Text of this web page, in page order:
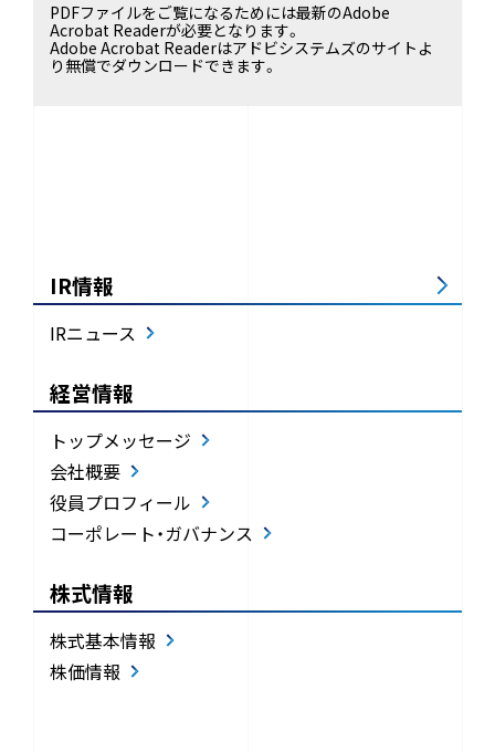
PDFファイルをご覧になるためには最新のAdobe
Acrobat Readerが必要となります。
Adobe Acrobat Readerはアドビシステムズのサイトよ
り無償でダウンロードできます。
IR情報
IRニュース
経営情報
トップメッセージ
会社概要
役員プロフィール
コーポレート・ガバナンス
株式情報
株式基本情報
株価情報